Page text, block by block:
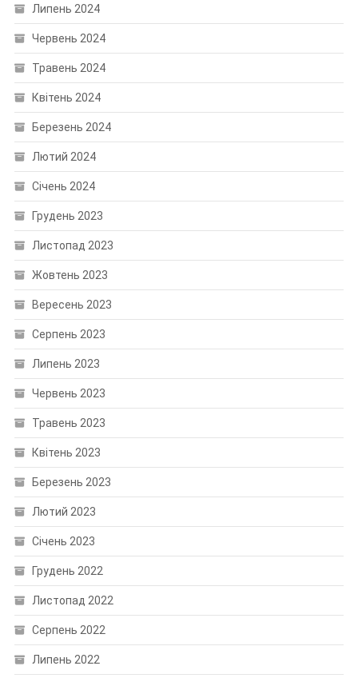
Липень 2024
Червень 2024
Травень 2024
Квітень 2024
Березень 2024
Лютий 2024
Січень 2024
Грудень 2023
Листопад 2023
Жовтень 2023
Вересень 2023
Серпень 2023
Липень 2023
Червень 2023
Травень 2023
Квітень 2023
Березень 2023
Лютий 2023
Січень 2023
Грудень 2022
Листопад 2022
Серпень 2022
Липень 2022